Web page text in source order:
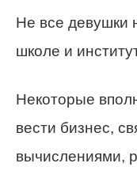
Не все девушки
школе и
Некоторые
вести бизнес,
вычислениями,